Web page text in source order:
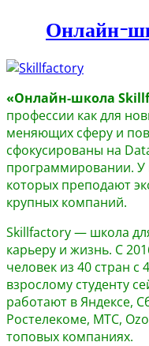
Онлайн-
«Онлайн-школа
профессии как для
меняющих сферу и
сфокусированы на
программировании. У
которых преподают
крупных компаний.
Skillfactory — школа
карьеру и жизнь. С
человек из 40 стран
взрослому студенту
работают в Яндексе,
Ростелекоме, МТС,
топовых компаниях.